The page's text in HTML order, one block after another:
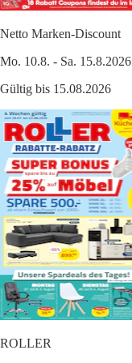
Netto Marken-Discount
Mo. 10.8. - Sa. 15.8.2026
Gültig bis 15.08.2026
ROLLER